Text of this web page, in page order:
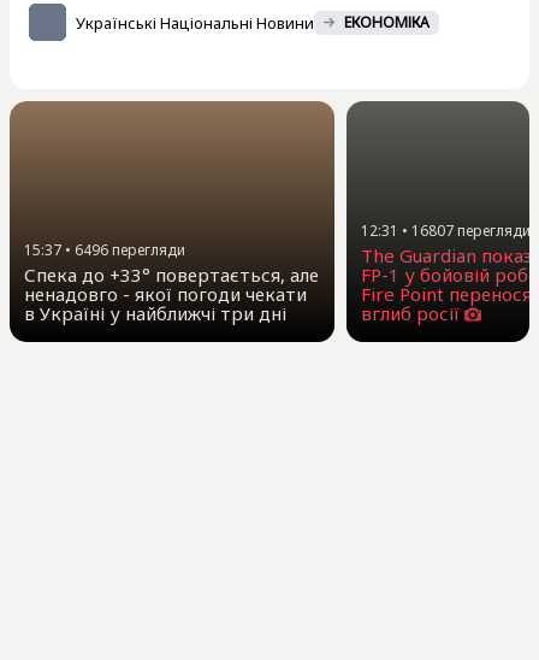
Українські Національні Новини ЕКОНОМІКА
15:37 • 6496перегляди
Спека до +33° повертається, але
ненадовго - якої погоди чекати
в Україні у найближчі три дні
12:31 • 16807перегляди
The Guardian
FP-1 у бойовій
Fire Point
вглиб росії